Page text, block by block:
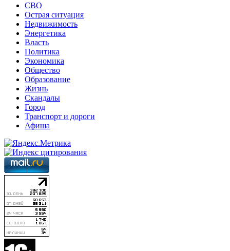
СВО
Острая ситуация
Недвижимость
Энергетика
Власть
Политика
Экономика
Общество
Образование
Жизнь
Скандалы
Город
Транспорт и дороги
Афиша